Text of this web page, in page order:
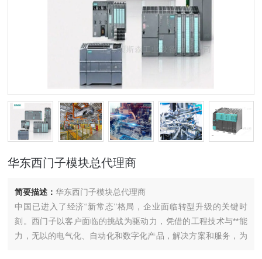
华东西门子模块总代理商
简要描述：华东西门子模块总代理商
中国已进入了经济“新常态"格局，企业面临转型升级的关键时
刻。西门子以客户面临的挑战为驱动力，凭借的工程技术与**能
力，无以的电气化、自动化和数字化产品，解决方案和服务，为